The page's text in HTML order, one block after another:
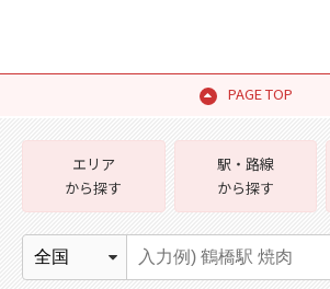
PAGE TOP
エリア
から探す
駅・路線
から探す